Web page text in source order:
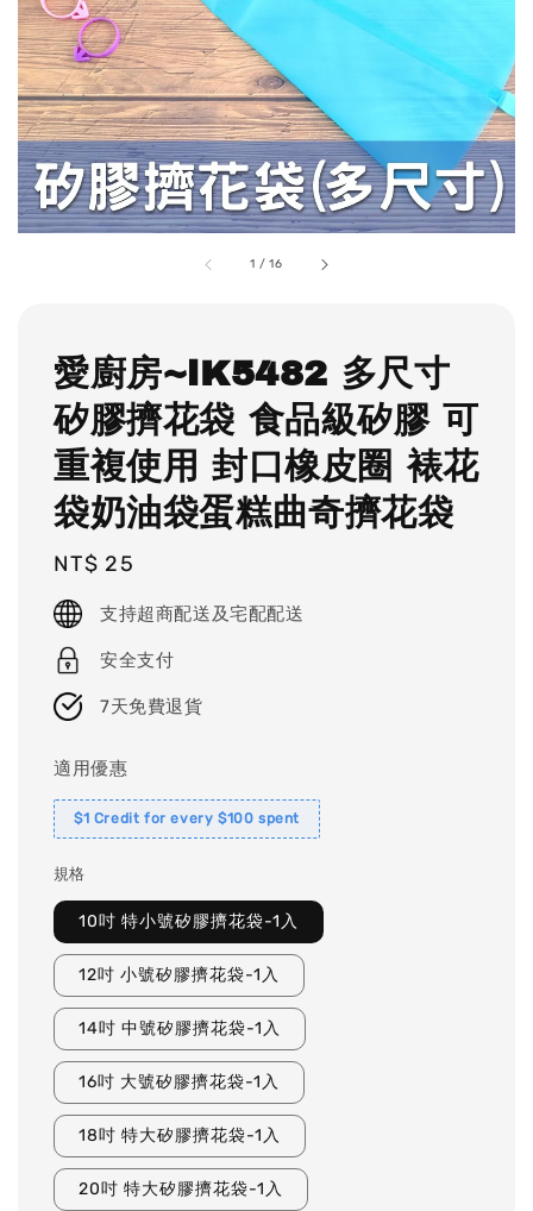
1 /16
愛廚房~iK5482 多尺寸
矽膠擠花袋 食品級矽膠 可
重複使用 封口橡皮圈 裱花
袋奶油袋蛋糕曲奇擠花袋
Regular
price
NT$ 25
支持超商配送及宅配配送
安全支付
7天免費退貨
適用優惠
$1 Credit for every $100 spent
規格
10吋 特小號矽膠擠花袋-1入
12吋 小號矽膠擠花袋-1入
14吋 中號矽膠擠花袋-1入
16吋 大號矽膠擠花袋-1入
18吋 特大矽膠擠花袋-1入
20吋 特大矽膠擠花袋-1入